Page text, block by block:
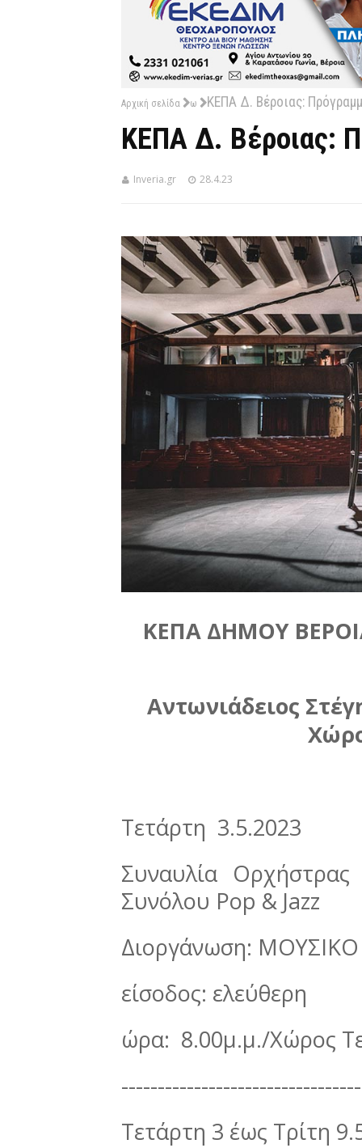
Αρχική σελίδα ω ΚΕΠΑ Δ. Βέροιας:
ΚΕΠΑ Δ. Βέροιας:
Inveria.gr 28.4.23
ΚΕΠΑ ΔΗΜΟΥ
Αντωνιάδειος
Τετάρτη 3.5.2023
Συναυλία
Συνόλου Pop & Jazz
Διοργάνωση:
είσοδος: ελεύθερη
ώρα: 8.00μ.μ./Χώρος
Τετάρτη 3 έως Τρίτη